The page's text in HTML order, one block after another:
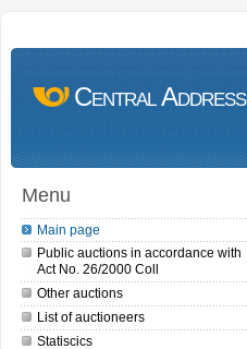
Central Address
Menu
Main page
Public auctions in accordance with
Act No. 26/2000 Coll
Other auctions
List of auctioneers
Statiscics